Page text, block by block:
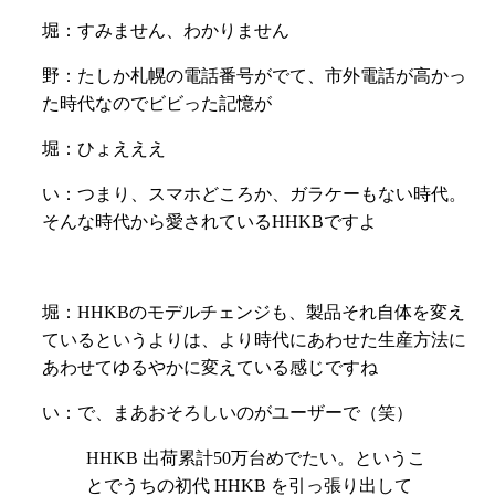
堀：すみません、わかりません
野：たしか札幌の電話番号がでて、市外電話が高かっ
た時代なのでビビった記憶が
堀：ひょえええ
い：つまり、スマホどころか、ガラケーもない時代。
そんな時代から愛されているHHKBですよ
堀：HHKBのモデルチェンジも、製品それ自体を変え
ているというよりは、より時代にあわせた生産方法に
あわせてゆるやかに変えている感じですね
い：で、まあおそろしいのがユーザーで（笑）
HHKB 出荷累計50万台めでたい。というこ
とでうちの初代 HHKB を引っ張り出して